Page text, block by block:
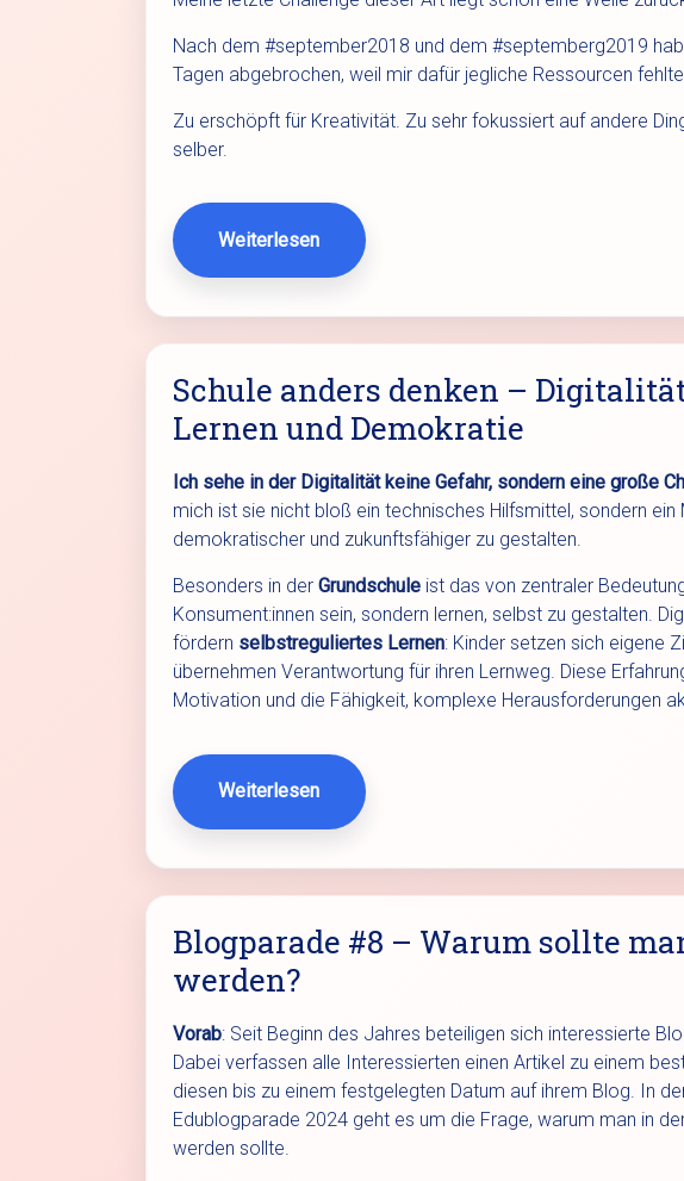
Nach dem #september2018 und dem #septemberg2019
Tagen abgebrochen, weil mir dafür jegliche Ressourcen
Zu erschöpft für Kreativität. Zu sehr fokussiert auf andere
selber.
Weiterlesen
Schule anders denken –
Lernen und Demokratie
Ich sehe in der Digitalität keine Gefahr, sondern eine große
mich ist sie nicht bloß ein technisches Hilfsmittel, sondern ein
demokratischer und zukunftsfähiger zu gestalten.
Besonders in der Grundschule ist das von zentraler
Konsument:innen sein, sondern lernen, selbst zu gestalten.
fördern selbstreguliertes Lernen: Kinder setzen sich eigene
übernehmen Verantwortung für ihren Lernweg. Diese
Motivation und die Fähigkeit, komplexe Herausforderungen
Weiterlesen
Blogparade #8 – Warum sollte
werden?
Vorab: Seit Beginn des Jahres beteiligen sich interessierte
Dabei verfassen alle Interessierten einen Artikel zu einem
diesen bis zu einem festgelegten Datum auf ihrem Blog. In
Edublogparade 2024 geht es um die Frage, warum man in
werden sollte.